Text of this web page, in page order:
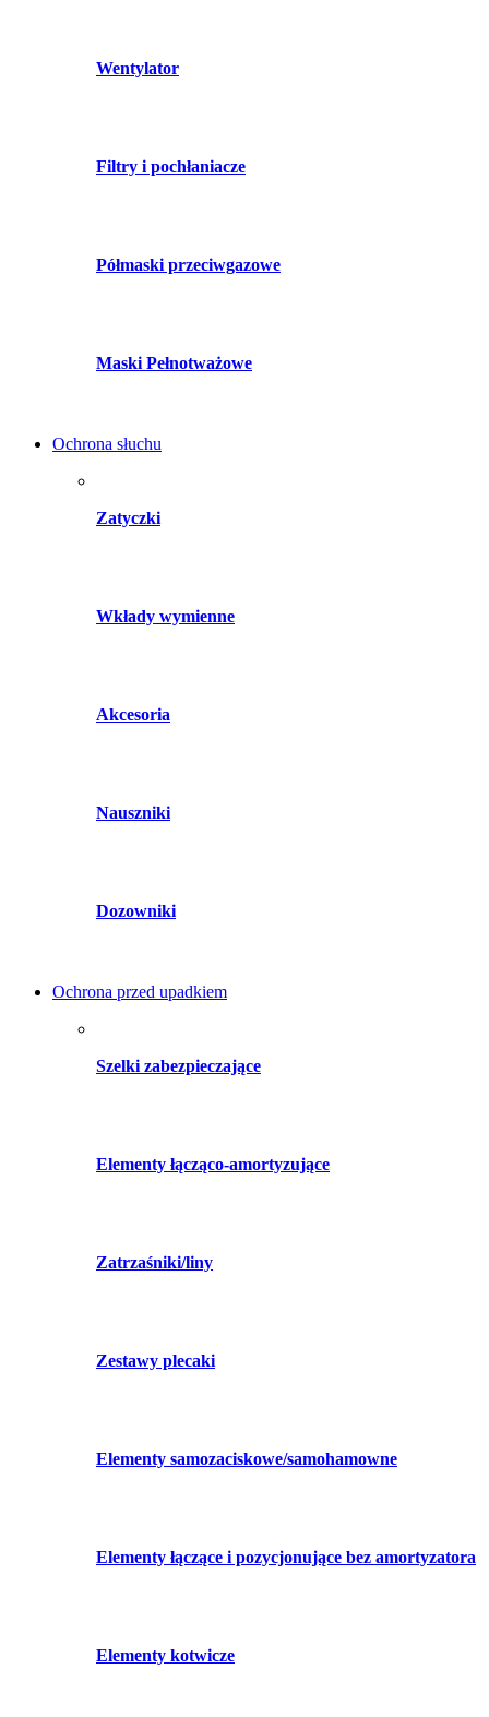
Wentylator
Filtry i pochłaniacze
Półmaski przeciwgazowe
Maski Pełnotważowe
Ochrona słuchu
Zatyczki
Wkłady wymienne
Akcesoria
Nauszniki
Dozowniki
Ochrona przed upadkiem
Szelki zabezpieczające
Elementy łącząco-amortyzujące
Zatrzaśniki/liny
Zestawy plecaki
Elementy samozaciskowe/samohamowne
Elementy łączące i pozycjonujące bez amortyzatora
Elementy kotwicze